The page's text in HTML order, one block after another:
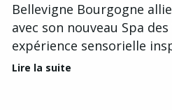
Bellevigne Bourgogne
avec son nouveau Spa
expérience sensorielle
Lire la suite